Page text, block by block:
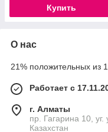
Купить
О нас
21% положительных из
Работает с
г. Алматы
пр. Гагарина 10,
Казахстан